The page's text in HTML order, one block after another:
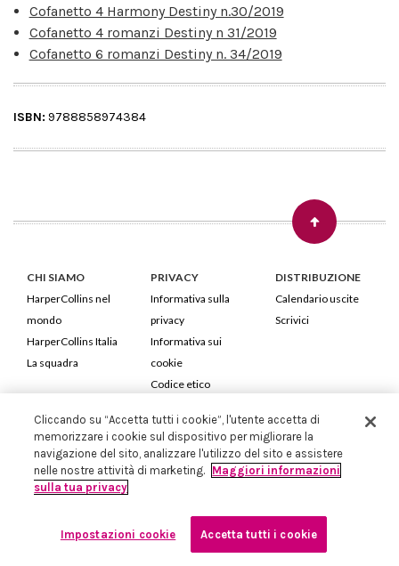
Cofanetto 4 Harmony Destiny n.30/2019
Cofanetto 4 romanzi Destiny n 31/2019
Cofanetto 6 romanzi Destiny n. 34/2019
ISBN: 9788858974384
CHI SIAMO
HarperCollins nel
mondo
HarperCollins Italia
La squadra
PRIVACY
Informativa sulla
privacy
Informativa sui
cookie
Codice etico
DISTRIBUZIONE
Calendario uscite
Scrivici
HarperCollins Italia S.p.A. Viale Monte Nero, 84 - 20135 Milano
Cod. Fiscale e P.IVA 05946780151 - Capitale Sociale 258.250 €
Iscritta in Milano al Registro delle imprese nr.198004 e REA nr.1051898
Cliccando su “Accetta tutti i cookie”, l'utente accetta di
memorizzare i cookie sul dispositivo per migliorare la
navigazione del sito, analizzare l'utilizzo del sito e assistere
nelle nostre attività di marketing. Maggiori informazioni
sulla tua privacy
Impostazioni cookie Accetta tutti i cookie